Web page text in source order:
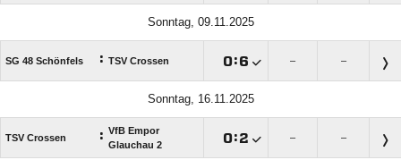
Sonntag, 09.11.2025
SG 48 Schönfels : TSV Crossen : – –
Sonntag, 16.11.2025
TSV Crossen : VfB Empor
Glauchau 2
: – –